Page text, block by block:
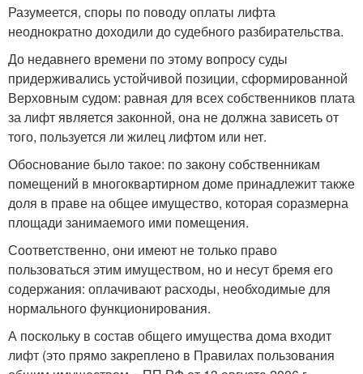
Разумеется, споры по поводу оплаты лифта
неоднократно доходили до судебного разбирательства.
До недавнего времени по этому вопросу суды
придерживались устойчивой позиции, сформированной
Верховным судом: равная для всех собственников плата
за лифт является законной, она не должна зависеть от
того, пользуется ли жилец лифтом или нет.
Обоснование было такое: по закону собственникам
помещений в многоквартирном доме принадлежит также
доля в праве на общее имущество, которая соразмерна
площади занимаемого ими помещения.
Соответственно, они имеют не только право
пользоваться этим имуществом, но и несут бремя его
содержания: оплачивают расходы, необходимые для
нормального функционирования.
А поскольку в состав общего имущества дома входит
лифт (это прямо закреплено в Правилах пользования